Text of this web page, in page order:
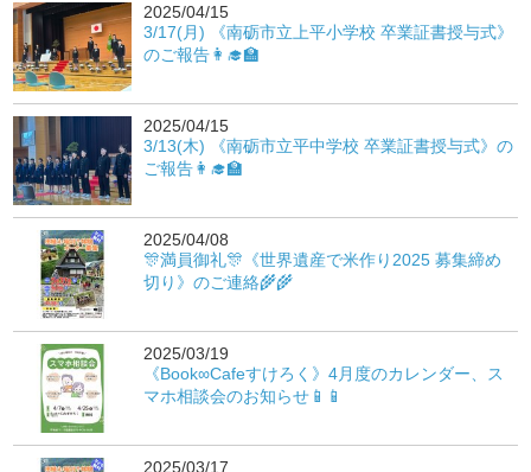
2025/04/15
3/17(月) 《南砺市立上平小学校 卒業証書授与式》
のご報告👩‍🎓🏫
2025/04/15
3/13(木) 《南砺市立平中学校 卒業証書授与式》の
ご報告👩‍🎓🏫
2025/04/08
🎊満員御礼🎊《世界遺産で米作り2025 募集締め
切り》のご連絡🌾🌾
2025/03/19
《Book∞Cafeすけろく》4月度のカレンダー、ス
マホ相談会のお知らせ📱📱
2025/03/17